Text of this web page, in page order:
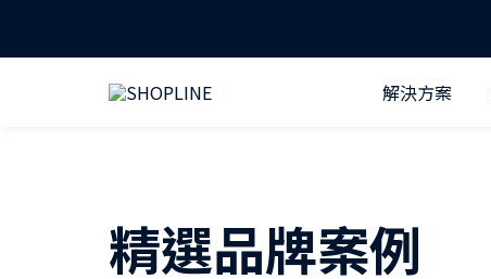
解決方案
精選品牌案例